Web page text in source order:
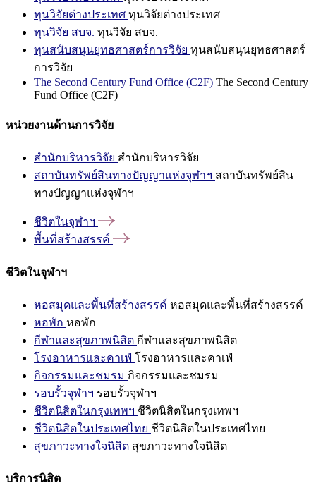
ทุนวิจัยต่างประเทศ ทุนวิจัยต่างประเทศ
ทุนวิจัย สบจ. ทุนวิจัย สบจ.
ทุนสนับสนุนยุทธศาสตร์การวิจัย ทุนสนับสนุนยุทธศาสตร์
การวิจัย
The Second Century Fund Office (C2F) The Second Century
Fund Office (C2F)
หน่วยงานด้านการวิจัย
สำนักบริหารวิจัย สำนักบริหารวิจัย
สถาบันทรัพย์สินทางปัญญาแห่งจุฬาฯ สถาบันทรัพย์สิน
ทางปัญญาแห่งจุฬาฯ
ชีวิตในจุฬาฯ
พื้นที่สร้างสรรค์
ชีวิตในจุฬาฯ
หอสมุดและพื้นที่สร้างสรรค์ หอสมุดและพื้นที่สร้างสรรค์
หอพัก หอพัก
กีฬาและสุขภาพนิสิต กีฬาและสุขภาพนิสิต
โรงอาหารและคาเฟ่ โรงอาหารและคาเฟ่
กิจกรรมและชมรม กิจกรรมและชมรม
รอบรั้วจุฬาฯ รอบรั้วจุฬาฯ
ชีวิตนิสิตในกรุงเทพฯ ชีวิตนิสิตในกรุงเทพฯ
ชีวิตนิสิตในประเทศไทย ชีวิตนิสิตในประเทศไทย
สุขภาวะทางใจนิสิต สุขภาวะทางใจนิสิต
บริการนิสิต